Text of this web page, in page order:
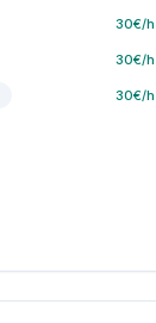
30€/h
30€/h
30€/h